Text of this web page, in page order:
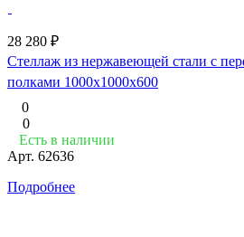
28 280 ₽
Стеллаж из нержавеющей стали с
полками 1000x1000x600
0
0
Есть в наличии
Арт. 62636
Подробнее